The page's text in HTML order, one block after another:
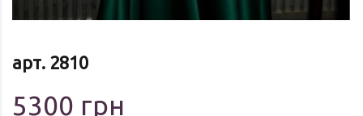
арт. 2810
5300 грн